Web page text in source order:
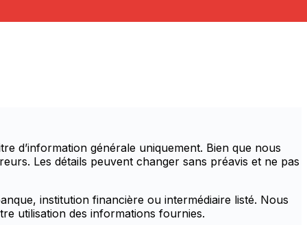
d’information générale uniquement. Bien que nous
Les détails peuvent changer sans préavis et ne pas
institution financière ou intermédiaire listé. Nous
utilisation des informations fournies.